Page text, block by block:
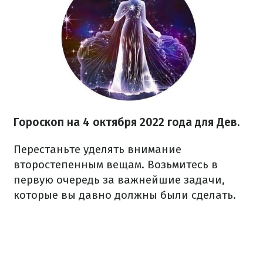
Гороскоп на 4 октября 2022 года для Дев.
Перестаньте уделять внимание
второстепенным вещам. Возьмитесь в
первую очередь за важнейшие задачи,
которые вы давно должны были сделать.